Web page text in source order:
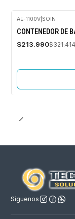
-33%
OFF
Agotado
AE-1100V| SOIN
CONTENEDOR DE
$213.990$321.414
Síguenos